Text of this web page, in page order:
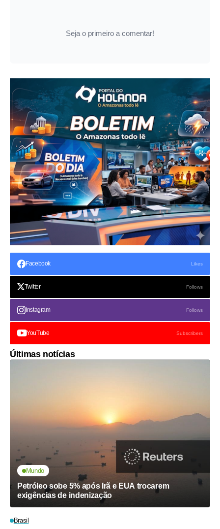
Seja o primeiro a comentar!
Facebook Likes
Twitter Follows
Instagram Follows
YouTube Subscribers
Últimas notícias
Mundo
Petróleo sobe 5% após Irã e EUA trocarem
exigências de indenização
Brasil